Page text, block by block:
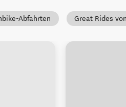
Abfahrten Great Rides